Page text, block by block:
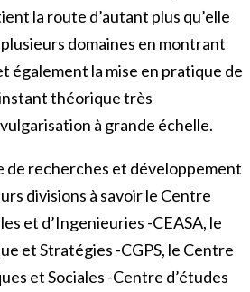
la route d’autant plus qu’elle
domaines en montrant
également la mise en pratique de
théorique très
à grande échelle.
de recherches et développement
divisions à savoir le Centre
et d’Ingenieuries -CEASA, le
et Stratégies -CGPS, le Centre
et Sociales -Centre d’études